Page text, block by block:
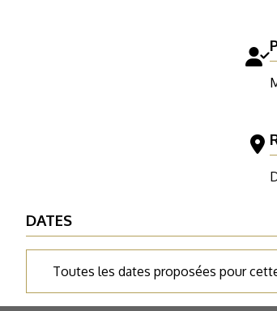
DATES
Toutes les dates proposées pour